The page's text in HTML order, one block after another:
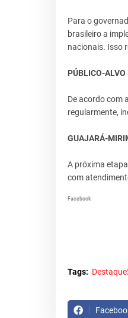
Para o
brasileiro a
nacionais. Isso
PÚBLICO-ALVO
De acordo com
regularmente,
GUAJARÁ-
A próxima
com
Facebook
Tags: